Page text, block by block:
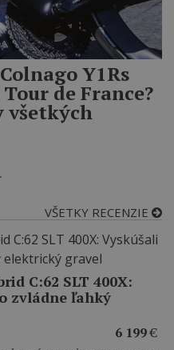
Y1Rs
de France?
všetkých
VŠETKY RECENZIE
C:62 SLT 400X:
zvládne ľahký
6 199€